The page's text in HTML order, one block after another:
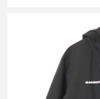
マムート CONVEY TOUR